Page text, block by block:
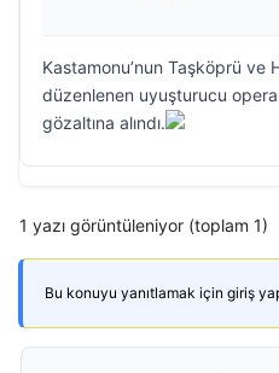
Kastamonu’nun Taşköprü ve
düzenlenen uyuşturucu
gözaltına alındı.
1 yazı görüntüleniyor (toplam 1)
Bu konuyu yanıtlamak için giriş